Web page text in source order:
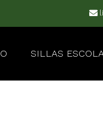
SILLAS